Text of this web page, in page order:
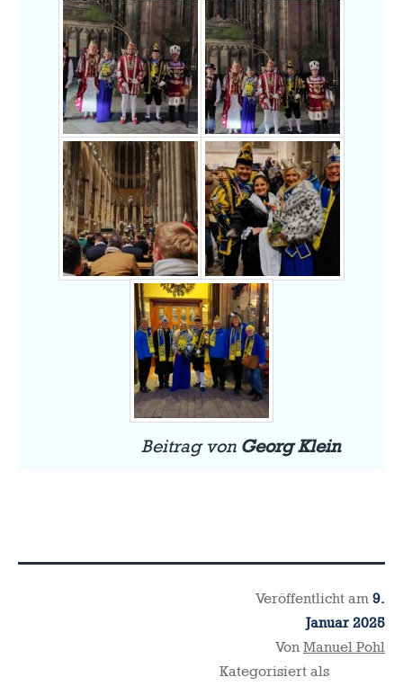
Beitrag von Georg Klein
Veröffentlicht am 9.
Januar 2025
Von Manuel Pohl
Kategorisiert als